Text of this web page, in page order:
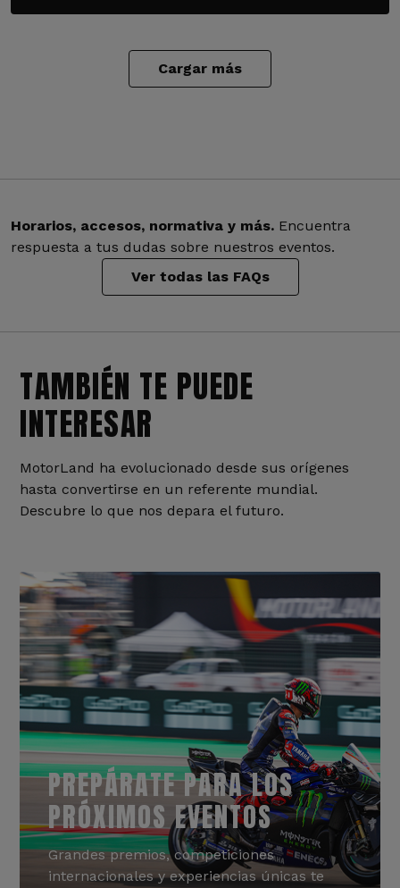
Cargar más
Horarios, accesos, normativa y más. Encuentra
respuesta a tus dudas sobre nuestros eventos.
Ver todas las FAQs
TAMBIÉN TE PUEDE
INTERESAR
MotorLand ha evolucionado desde sus orígenes
hasta convertirse en un referente mundial.
Descubre lo que nos depara el futuro.
PREPÁRATE PARA LOS
PRÓXIMOS EVENTOS
Grandes premios, competiciones
internacionales y experiencias únicas te